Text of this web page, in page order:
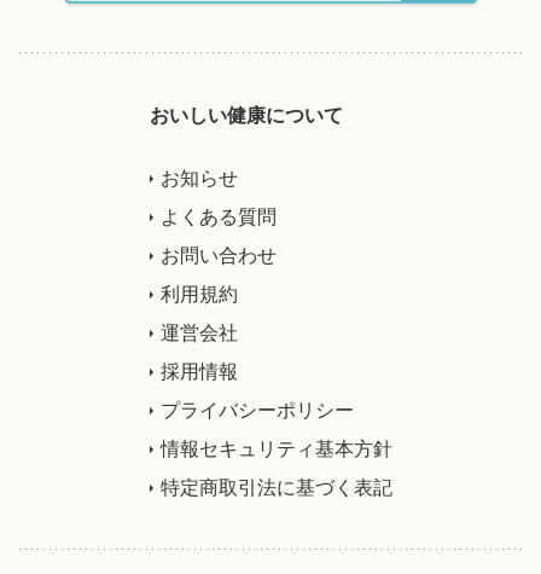
おいしい健康について
お知らせ
よくある質問
お問い合わせ
利用規約
運営会社
採用情報
プライバシーポリシー
情報セキュリティ基本方針
特定商取引法に基づく表記